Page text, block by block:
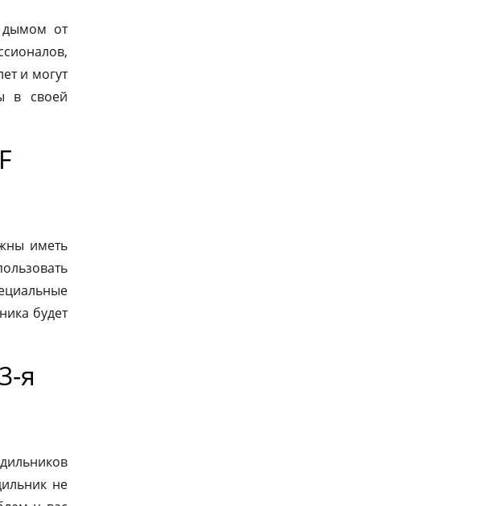
дымом от
и могут
в своей
иметь
будет
я
не